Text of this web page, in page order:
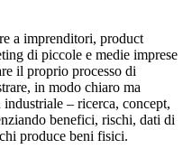
a imprenditori, product
di piccole e medie imprese
il proprio processo di
in modo chiaro ma
– ricerca, concept,
benefici, rischi, dati di
produce beni fisici.